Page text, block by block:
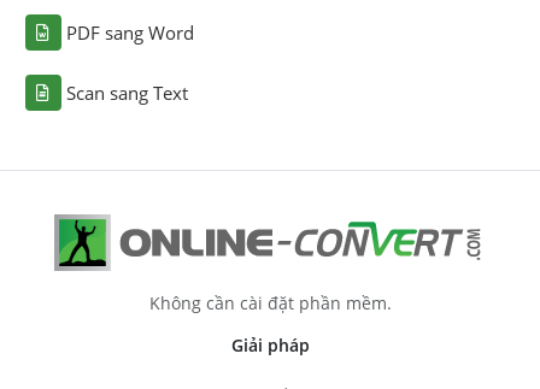
PDF sang Word
Scan sang Text
Không cần cài đặt phần mềm.
Giải pháp